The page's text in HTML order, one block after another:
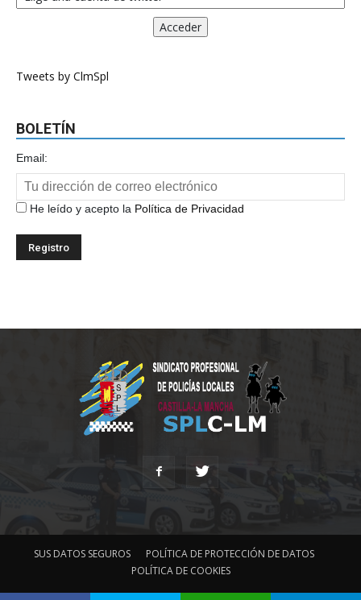
Tweets by ClmSpl
BOLETÍN
Email:
He leído y acepto la Política de Privacidad
SUS DATOS SEGUROS
POLÍTICA DE PROTECCIÓN DE DATOS
POLÍTICA DE COOKIES